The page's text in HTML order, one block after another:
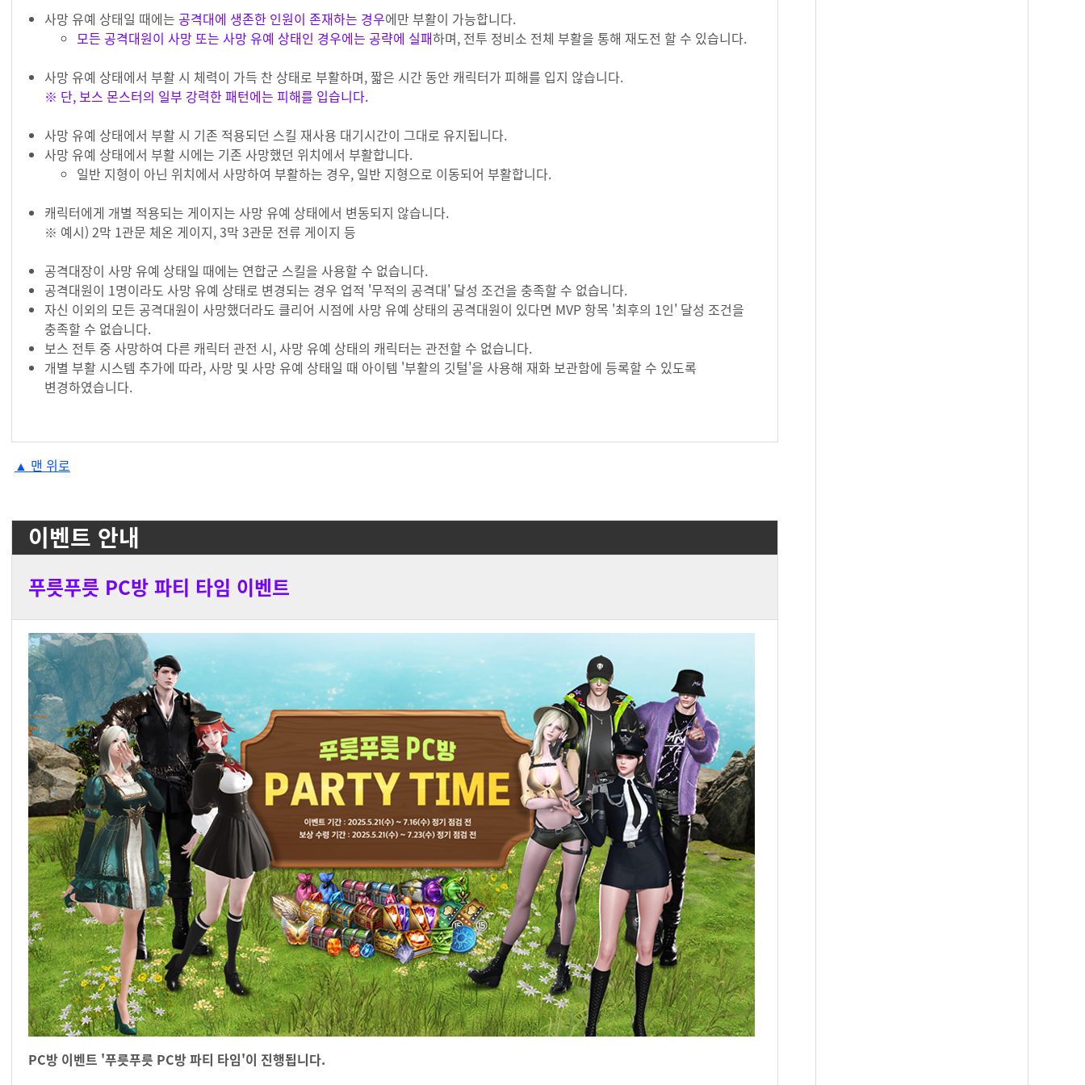
사망 유예 상태일 때에는 공격대에 생존한 인원이 존재하는 경우에만 부활이 가능합니다.
모든 공격대원이 사망 또는 사망 유예 상태인 경우에는 공략에 실패하며, 전투 정비소 전체 부활을 통해 재도전 할 수 있습니다.
사망 유예 상태에서 부활 시 체력이 가득 찬 상태로 부활하며, 짧은 시간 동안 캐릭터가 피해를 입지 않습니다.
※ 단, 보스 몬스터의 일부 강력한 패턴에는 피해를 입습니다.
사망 유예 상태에서 부활 시 기존 적용되던 스킬 재사용 대기시간이 그대로 유지됩니다.
사망 유예 상태에서 부활 시에는 기존 사망했던 위치에서 부활합니다.
일반 지형이 아닌 위치에서 사망하여 부활하는 경우, 일반 지형으로 이동되어 부활합니다.
캐릭터에게 개별 적용되는 게이지는 사망 유예 상태에서 변동되지 않습니다.
※ 예시) 2막 1관문 체온 게이지, 3막 3관문 전류 게이지 등
공격대장이 사망 유예 상태일 때에는 연합군 스킬을 사용할 수 없습니다.
공격대원이 1명이라도 사망 유예 상태로 변경되는 경우 업적 '무적의 공격대' 달성 조건을 충족할 수 없습니다.
자신 이외의 모든 공격대원이 사망했더라도 클리어 시점에 사망 유예 상태의 공격대원이 있다면 MVP 항목 '최후의 1인' 달성 조건을
충족할 수 없습니다.
보스 전투 중 사망하여 다른 캐릭터 관전 시, 사망 유예 상태의 캐릭터는 관전할 수 없습니다.
개별 부활 시스템 추가에 따라, 사망 및 사망 유예 상태일 때 아이템 '부활의 깃털'을 사용해 재화 보관함에 등록할 수 있도록
변경하였습니다.
▲ 맨 위로
이벤트 안내
푸릇푸릇 PC방 파티 타임 이벤트
PC방 이벤트 '푸릇푸릇 PC방 파티 타임'이 진행됩니다.